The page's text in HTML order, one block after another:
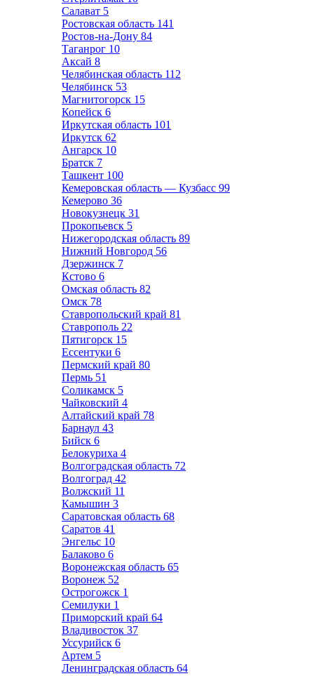
Салават 5
Ростовская область 141
Ростов-на-Дону 84
Таганрог 10
Аксай 8
Челябинская область 112
Челябинск 53
Магнитогорск 15
Копейск 6
Иркутская область 101
Иркутск 62
Ангарск 10
Братск 7
Ташкент 100
Кемеровская область — Кузбасс 99
Кемерово 36
Новокузнецк 31
Прокопьевск 5
Нижегородская область 89
Нижний Новгород 56
Дзержинск 7
Кстово 6
Омская область 82
Омск 78
Ставропольский край 81
Ставрополь 22
Пятигорск 15
Ессентуки 6
Пермский край 80
Пермь 51
Соликамск 5
Чайковский 4
Алтайский край 78
Барнаул 43
Бийск 6
Белокуриха 4
Волгоградская область 72
Волгоград 42
Волжский 11
Камышин 3
Саратовская область 68
Саратов 41
Энгельс 10
Балаково 6
Воронежская область 65
Воронеж 52
Острогожск 1
Семилуки 1
Приморский край 64
Владивосток 37
Уссурийск 6
Артем 5
Ленинградская область 64